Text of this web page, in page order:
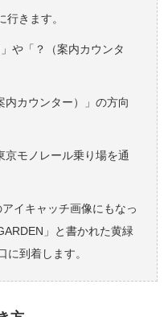
きます。
や「？（案内カウンタ
内カウンター）」の方向
京モノレール乗り場を通
イキャッチ画像にもなっ
」と書かれた黄緑
到着します。